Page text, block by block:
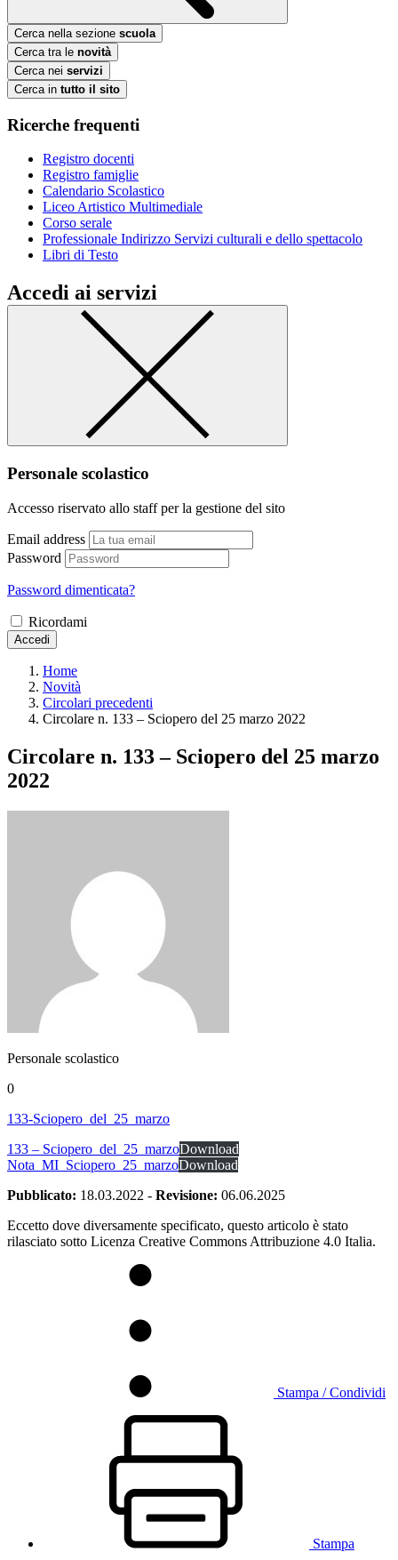
Cerca nella sezione scuola
Cerca tra le novità
Cerca nei servizi
Cerca in tutto il sito
Ricerche frequenti
Registro docenti
Registro famiglie
Calendario Scolastico
Liceo Artistico Multimediale
Corso serale
Professionale Indirizzo Servizi culturali e dello spettacolo
Libri di Testo
Accedi ai servizi
Personale scolastico
Accesso riservato allo staff per la gestione del sito
Email address
Password
Password dimenticata?
Ricordami
Accedi
Home
Novità
Circolari precedenti
Circolare n. 133 – Sciopero del 25 marzo 2022
Circolare n. 133 – Sciopero del 25 marzo
2022
Personale scolastico
0
133-Sciopero_del_25_marzo
133 – Sciopero_del_25_marzoDownload
Nota_MI_Sciopero_25_marzoDownload
Pubblicato: 18.03.2022 - Revisione: 06.06.2025
Eccetto dove diversamente specificato, questo articolo è stato
rilasciato sotto Licenza Creative Commons Attribuzione 4.0 Italia.
Stampa / Condividi
Stampa